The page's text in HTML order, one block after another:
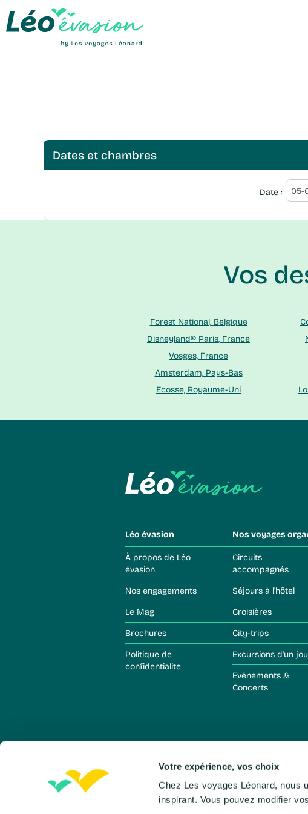
Votre expérience, vos choix
Chez Les voyages Léonard, nous utilisons des cookies pour vous offrir un site fluide, personnalisé et
inspirant. Vous pouvez modifier
Dates et chambres
Date :
Vos
Forest National, Belgique
Disneyland® Paris, France
Vosges, France
Amsterdam, Pays-Bas
Ecosse, Royaume-Uni
Léo évasion
À propos de Léo
évasion
Nos engagements
Le Mag
Brochures
Politique de
confidentialite
Nos voyages
Circuits
accompagnés
Séjours à l'hôtel
Croisières
City-trips
Excursions d'un
Evénements &
Concerts